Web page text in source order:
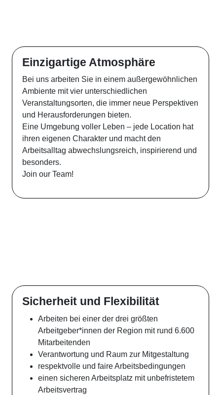
Einzigartige Atmosphäre
Bei uns arbeiten Sie in einem außergewöhnlichen
Ambiente mit vier unterschiedlichen
Veranstaltungsorten, die immer neue Perspektiven
und Herausforderungen bieten.
Eine Umgebung voller Leben – jede Location hat
ihren eigenen Charakter und macht den
Arbeitsalltag abwechslungsreich, inspirierend und
besonders.
Join our Team!
Sicherheit und Flexibilität
Arbeiten bei einer der drei größten
Arbeitgeber*innen der Region mit rund 6.600
Mitarbeitenden
Verantwortung und Raum zur Mitgestaltung
respektvolle und faire Arbeitsbedingungen
einen sicheren Arbeitsplatz mit unbefristetem
Arbeitsvertrag